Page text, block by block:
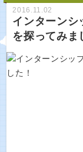
2016.11.02
インターンシ
を探ってみま